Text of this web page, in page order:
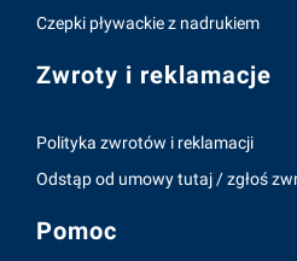
Czepki pływackie z nadrukiem
Zwroty i reklamacje
Polityka zwrotów i reklamacji
Odstąp od umowy tutaj / zgłoś
Pomoc